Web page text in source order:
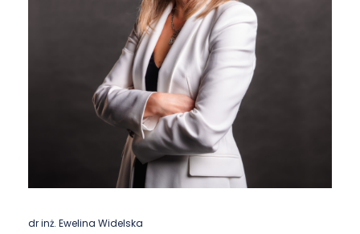
dr inż. Ewelina Widelska